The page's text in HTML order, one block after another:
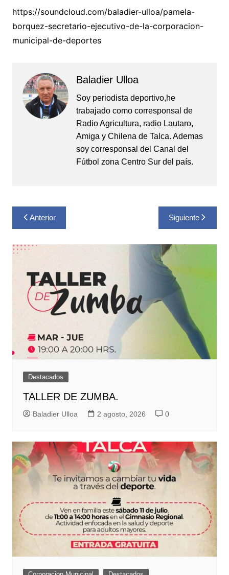
https://soundcloud.com/baladier-ulloa/pamela-
borquez-secretario-ejecutivo-de-la-corporacion-
municipal-de-deportes
Baladier Ulloa
Soy periodista deportivo,he
trabajado como corresponsal de
Radio Agricultura, radio Lautaro,
Amiga y Chilena de Talca. Ademas
soy corresponsal del Canal del
Fútbol zona Centro Sur del país.
Navegación
de
entradas
Anterior Siguiente
Destacados
TALLER DE ZUMBA.
Baladier Ulloa 2 agosto, 2026 0